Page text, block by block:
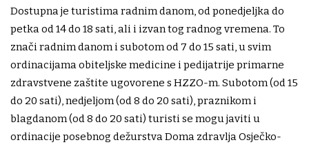
Dostupna je turistima radnim danom, od ponedjeljka do
petka od 14 do 18 sati, ali i izvan tog radnog vremena. To
znači radnim danom i subotom od 7 do 15 sati, u svim
ordinacijama obiteljske medicine i pedijatrije primarne
zdravstvene zaštite ugovorene s HZZO-m. Subotom (od 15
do 20 sati), nedjeljom (od 8 do 20 sati), praznikom i
blagdanom (od 8 do 20 sati) turisti se mogu javiti u
ordinacije posebnog dežurstva Doma zdravlja Osječko-